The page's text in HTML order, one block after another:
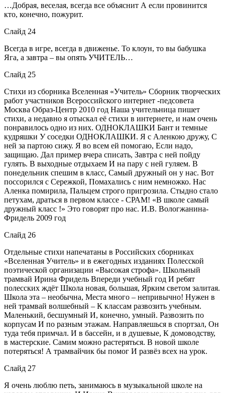
…Добрая, веселая, всегда все объяснит А если провинится
кто, конечно, пожурит.
Слайд 24
Всегда в игре, всегда в движенье. То клоун, то вы бабушка
Яга, а завтра – вы опять УЧИТЕЛЬ…
Слайд 25
Стихи из сборника Вселенная «Учитель» Сборник творческих
работ участников Всероссийского интернет -педсовета
Москва Образ-Центр 2010 год Наша учительница пишет
стихи, а недавно я отыскал её стихи в интернете, и нам очень
понравилось одно из них. ОДНОКЛАШКИ Бант и темные
кудряшки У соседки ОДНОКЛАШКИ. Я с Аленкою дружу, С
ней за партою сижу. Я во всем ей помогаю, Если надо,
защищаю. Дал пример вчера списать, Завтра с ней пойду
гулять. В выходные отдыхаем И на пару с ней гуляем. В
понедельник спешим в класс, Самый дружный он у нас. Вот
поссорился с Сережкой, Помахались с ним немножко. Нас
Аленка помирила, Пальцем строго пригрозила. Стыдно стало
петухам, драться в первом классе - СРАМ! «В школе самый
дружный класс !» Это говорят про нас. И.В. Вологжанина-
Фридель 2009 год
Слайд 26
Отдельные стихи напечатаны в Российских сборниках
«Вселенная Учитель» и в ежегодных изданиях Полесской
поэтической организации «Высокая строфа». Школьный
трамвай Ирина Фридель Впереди учебный год И ре6ят
полесских ждёт Школа новая, большая, Ярким светом залитая.
Школа эта – необычна, Места много – непривычно! Нужен в
ней трамвай волшебный – К классам развозить учебным.
Маленький, бесшумный И, конечно, умный. Развозить по
корпусам И по разным этажам. Направляешься в спортзал, Он
туда тебя примчал. И в бассейн, и в душевые, К домоводству,
в мастерские. Самим можно растеряться. В новой школе
потеряться! А трамвайчик бы помог И развёз всех на урок.
Слайд 27
Я очень люблю петь, занимаюсь в музыкальной школе на